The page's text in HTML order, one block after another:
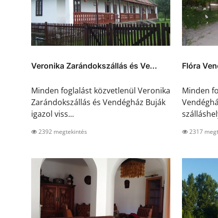
Veronika Zarándokszállás és Ve...
Minden foglalást közvetlenül Veronika
Zarándokszállás és Vendégház Buják
igazol viss...
2392 megtekintés
Flóra
Minden
2317